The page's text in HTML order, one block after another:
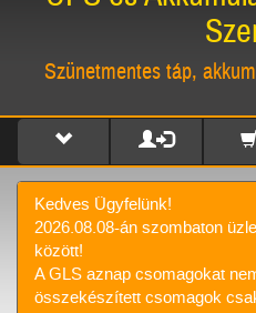
Szünetmentes táp,
Kedves Ügyfelünk!
2026.08.08-án szombaton
között!
A GLS aznap csomagokat
összekészített csomagok